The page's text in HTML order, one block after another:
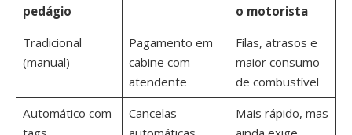
pedágio
o motorista
Tradicional
(manual)
Pagamento em
cabine com
atendente
Filas, atrasos e
maior consumo
de combustível
Automático com
Cancelas
Mais rápido, mas